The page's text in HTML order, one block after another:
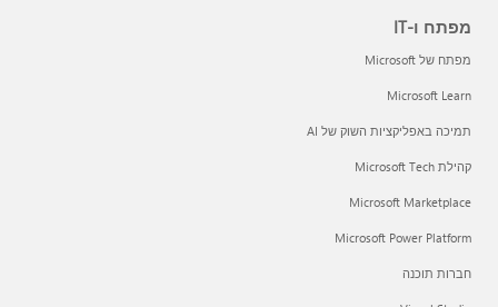
מפתח ו-IT
מפתח של Microsoft
Microsoft Learn
תמיכה באפליקציות השוק של AI
קהילת Microsoft Tech
Microsoft Marketplace
Microsoft Power Platform
חברות תוכנה